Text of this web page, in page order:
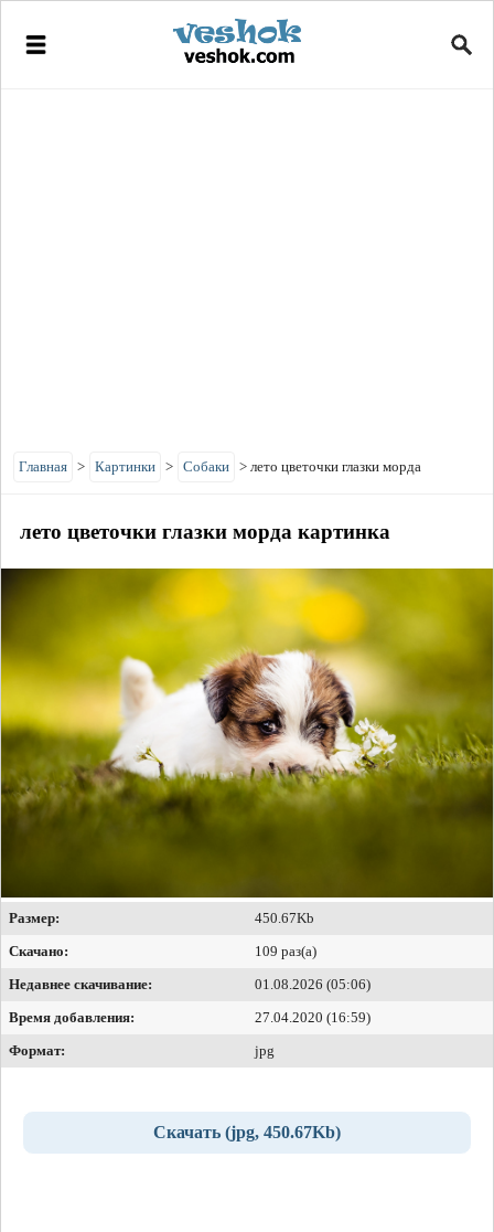
Главная > Картинки > Собаки > лето цветочки глазки морда
лето цветочки глазки морда картинка
Размер:
450.67Kb
Скачано:
109 раз(а)
Недавнее скачивание:
01.08.2026 (05:06)
Время добавления:
27.04.2020 (16:59)
Формат:
jpg
Скачать (jpg, 450.67Kb)